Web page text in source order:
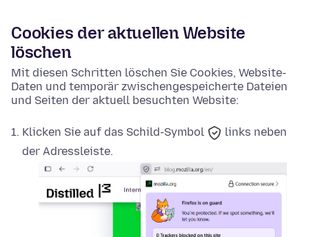
Cookies der aktuellen Website
löschen
Mit diesen Schritten löschen Sie Cookies, Website-
Daten und temporär zwischengespeicherte Dateien
und Seiten der aktuell besuchten Website:
Klicken Sie auf das Schild-Symbol
links neben
der Adressleiste.